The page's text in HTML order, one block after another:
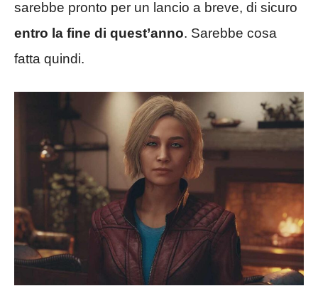
sarebbe pronto per un lancio a breve, di sicuro
entro la fine di quest’anno. Sarebbe cosa
fatta quindi.